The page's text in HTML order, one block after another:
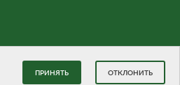
ПРИНЯТЬ ОТКЛОНИТЬ